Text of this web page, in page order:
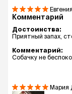
Евгения
Комментарий
Достоинства:
Приятный запах,
Комментарий:
Собачку не
Мария